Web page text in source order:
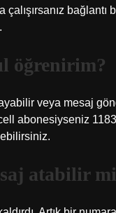
bağlantı
öğrenirim?
veya mesaj
abonesiyseniz
atabilir